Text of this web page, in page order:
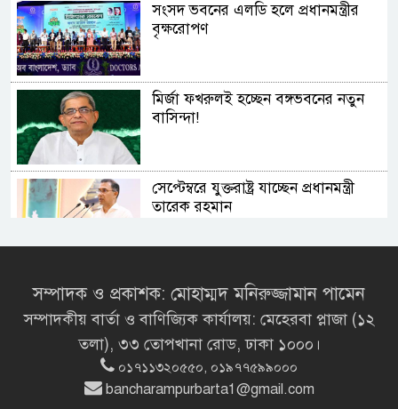
সংসদ ভবনের এলডি হলে প্রধানমন্ত্রীর
বৃক্ষরোপণ
মির্জা ফখরুলই হচ্ছেন বঙ্গভবনের নতুন
বাসিন্দা!
সেপ্টেম্বরে যুক্তরাষ্ট্র যাচ্ছেন প্রধানমন্ত্রী
তারেক রহমান
সাক্ষাৎ
খালপাড় রক্ষায় বিন্না ঘাসের ব্যবহার
নিয়ে সেমিনার অনুষ্ঠিত
সম্পাদক ও প্রকাশক: মোহাম্মদ মনিরুজ্জামান পামেন
সম্পাদকীয় বার্তা ও বাণিজ্যিক কার্যালয়: মেহেরবা প্লাজা (১২
তলা), ৩৩ তোপখানা রোড, ঢাকা ১০০০।
০১৭১১৩২০৫৫০, ০১৯৭৭৫৯৯০০০
bancharampurbarta1@gmail.com